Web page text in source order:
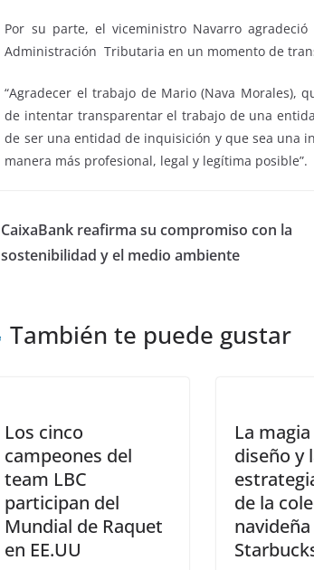
Por su parte, el viceministro Navarro
Administración Tributaria en un momento de
“Agradecer el trabajo de Mario (Nava Morales),
de intentar transparentar el trabajo de una
de ser una entidad de inquisición y que sea una
manera más profesional, legal y legítima posible”.
CaixaBank reafirma su compromiso con la
sostenibilidad y el medio ambiente
También te puede gustar
Los cinco
campeones del
team LBC
participan del
Mundial de Raquet
en EE.UU
La
diseño y
de la